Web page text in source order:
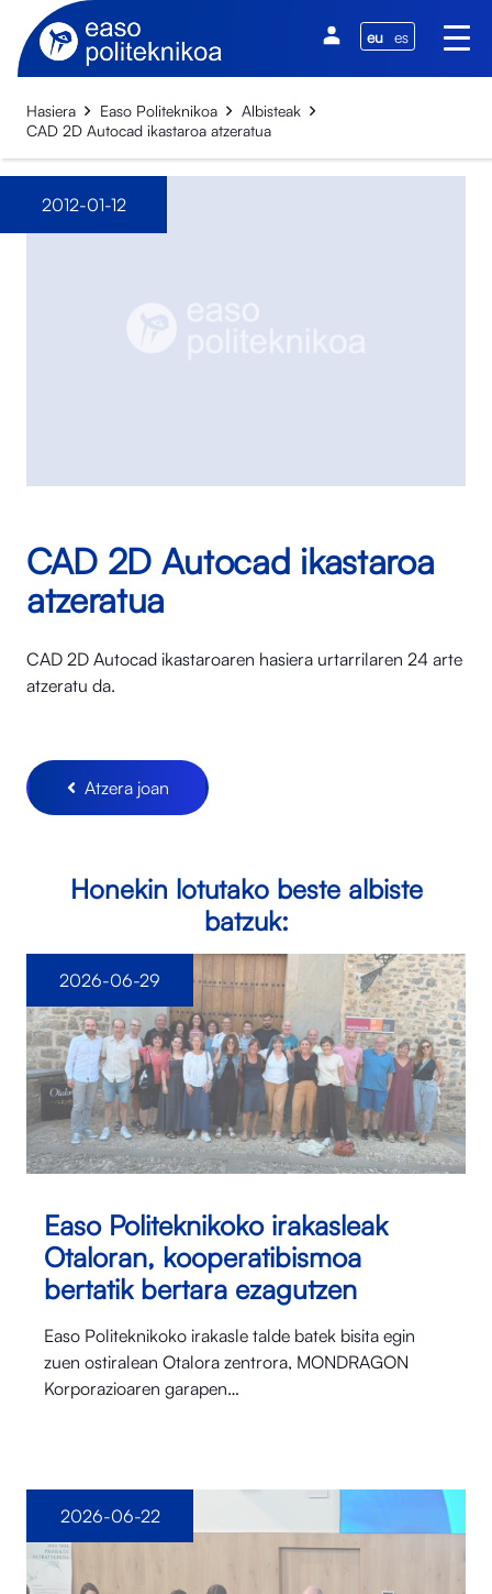
eu es
Hasiera Easo Politeknikoa
Albisteak
CAD 2D Autocad ikastaroa atzeratua
2012-01-12
CAD 2D Autocad ikastaroa
atzeratua
CAD 2D Autocad ikastaroaren hasiera urtarrilaren 24 arte
atzeratu da.
Atzera joan
Honekin lotutako beste albiste
batzuk:
Easo Politeknikoko irakasleak
Otaloran, kooperatibismoa
bertatik bertara ezagutzen
Easo Politeknikoko irakasle talde batek bisita egin
zuen ostiralean Otalora⁠ zentrora, MONDRAGON
Korporazioaren garapen…
2026-06-29
2026-06-22